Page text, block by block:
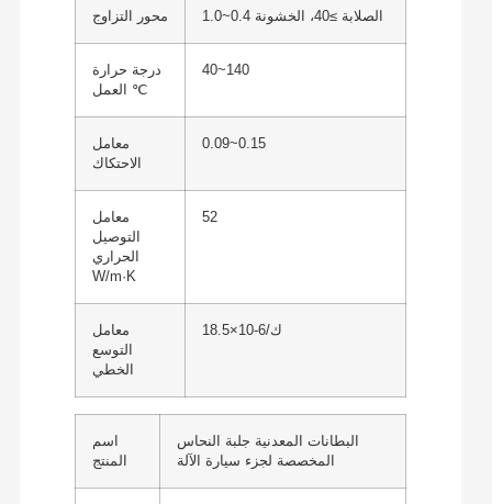
محور التزاوج الصلابة ≥40، الخشونة 0.4~1.0
درجة حرارة
العمل ℃
40~140
معامل
الاحتكاك
0.09~0.15
معامل
التوصيل
الحراري
W/m·K
52
معامل
التوسع
الخطي
18.5×10-6/ك
اسم
المنتج
البطانات المعدنية جلبة النحاس
المخصصة لجزء سيارة الآلة